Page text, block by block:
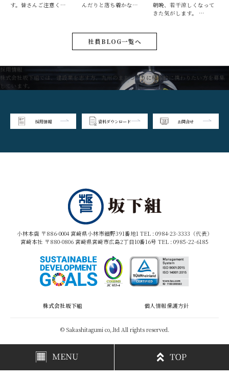
す。皆さんご注意く…
んだりと落ち着かな…
朝晩、若干涼しくなって
きた気がします。 …
社員BLOG一覧へ
採用情報
株式会社坂下組では、建設業を志す方、九州のまちづくりに積極的に携わりたい方を募集
しています。
採用情報 資料ダウンロード お問合せ
小林本店 〒886-0004 宮崎県小林市細野391番地1 TEL : 0984-23-3333（代表）
宮崎本社 〒880-0806 宮崎県宮崎市広島2丁目10番16号 TEL : 0985-22-6185
株式会社坂下組 個人情報保護方針
© Sakashitagumi co,.ltd All rights reserved.